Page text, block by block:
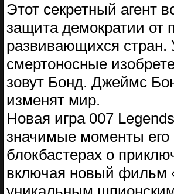
Этот секретный агент
защита демократии от
развивающихся
смертоносные
зовут Бонд. Джеймс
изменят мир.
Новая игра 007
значимые моменты его
блокбастерах о
включая новый фильм